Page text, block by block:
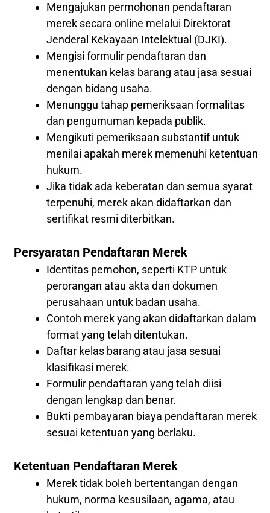
Mengajukan permohonan pendaftaran
merek secara online melalui Direktorat
Jenderal Kekayaan Intelektual (DJKI).
Mengisi formulir pendaftaran dan
menentukan kelas barang atau jasa sesuai
dengan bidang usaha.
Menunggu tahap pemeriksaan formalitas
dan pengumuman kepada publik.
Mengikuti pemeriksaan substantif untuk
menilai apakah merek memenuhi ketentuan
hukum.
Jika tidak ada keberatan dan semua syarat
terpenuhi, merek akan didaftarkan dan
sertifikat resmi diterbitkan.
Persyaratan Pendaftaran Merek
Identitas pemohon, seperti KTP untuk
perorangan atau akta dan dokumen
perusahaan untuk badan usaha.
Contoh merek yang akan didaftarkan dalam
format yang telah ditentukan.
Daftar kelas barang atau jasa sesuai
klasifikasi merek.
Formulir pendaftaran yang telah diisi
dengan lengkap dan benar.
Bukti pembayaran biaya pendaftaran merek
sesuai ketentuan yang berlaku.
Ketentuan Pendaftaran Merek
Merek tidak boleh bertentangan dengan
hukum, norma kesusilaan, agama, atau